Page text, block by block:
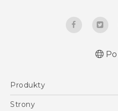
Produkty
Smartfony
Strony